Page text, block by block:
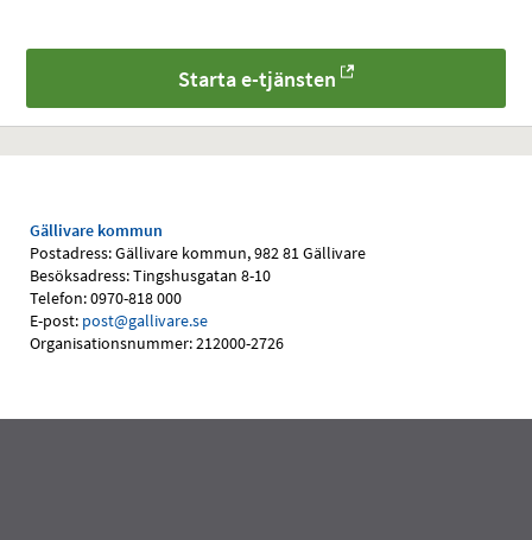
Starta e-tjänsten
Gällivare kommun
Postadress: Gällivare kommun, 982 81 Gällivare
Besöksadress: Tingshusgatan 8-10
Telefon: 0970-818 000
E-post: post@gallivare.se
Organisationsnummer: 212000-2726